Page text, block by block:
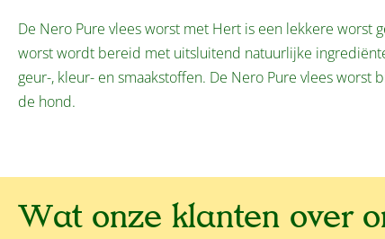
De Nero Pure vlees worst met Hert is een lekkere worst
worst wordt bereid met uitsluitend natuurlijke
geur-, kleur- en smaakstoffen. De Nero Pure vlees
de hond.
Wat onze klanten over